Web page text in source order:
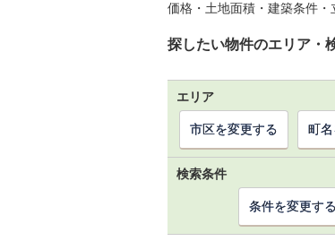
価格・土地面積・建築条件
探したい物件のエリア・
エリア
市区を変更する 町
検索条件
条件を変更する